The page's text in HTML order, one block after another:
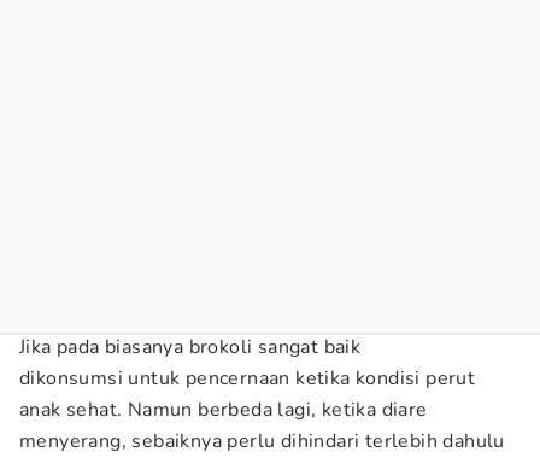
Jika pada biasanya brokoli sangat baik
dikonsumsi untuk pencernaan ketika kondisi perut
anak sehat. Namun berbeda lagi, ketika diare
menyerang, sebaiknya perlu dihindari terlebih dahulu